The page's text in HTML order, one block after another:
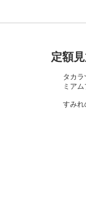
定額
タカ
ミア
すみれ